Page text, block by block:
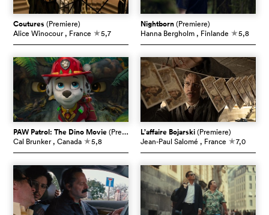
Coutures (Premiere)
Alice Winocour , France c5,7
Nightborn(Premiere)
Hanna Bergholm , Finlande c5,8
PAW Patrol: The Dino Movie(Premiere)
Cal Brunker , Canada c5,8
L’affaire Bojarski(Premiere)
Jean-Paul Salomé , France c7,0